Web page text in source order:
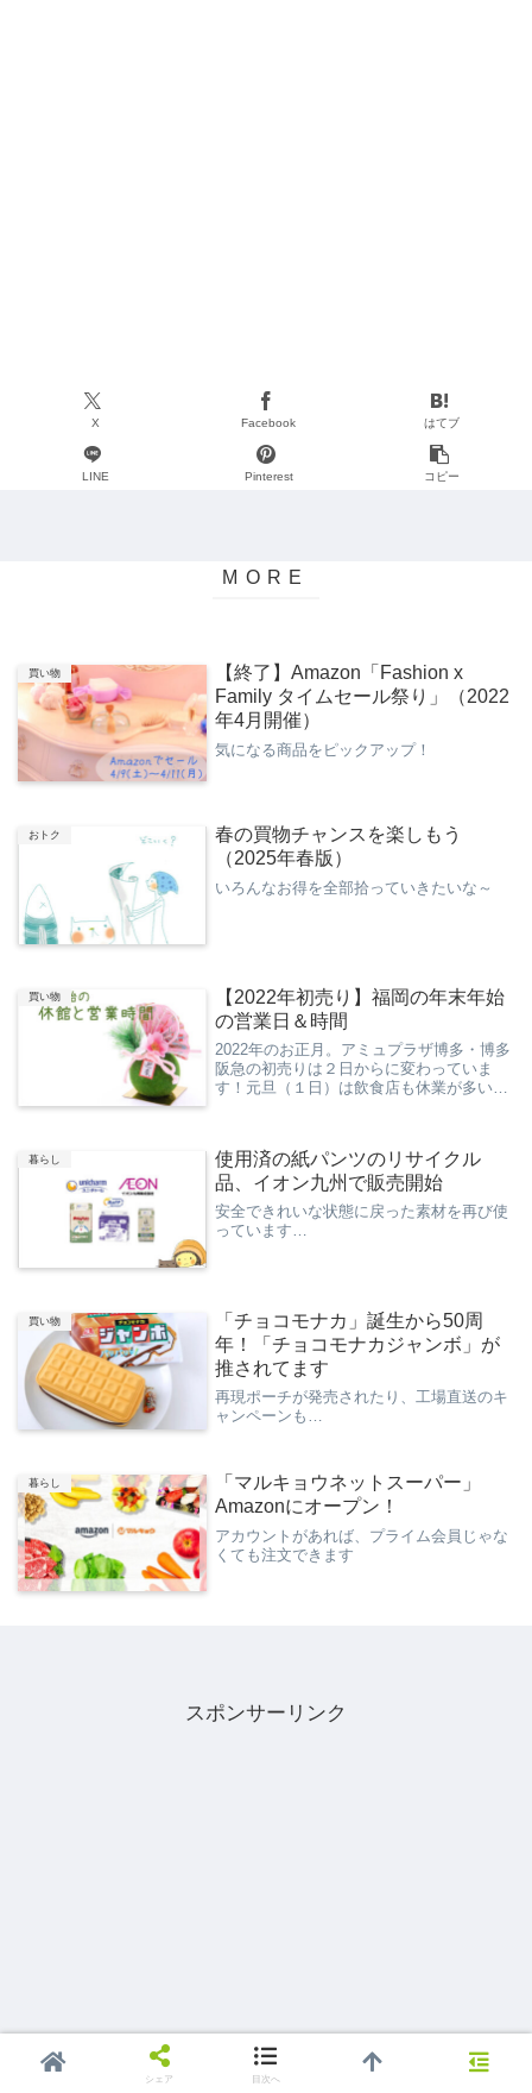
X Facebook はてブ
LINE Pinterest コピー
買い物
【終了】Amazon「Fashion x
Family タイムセール祭り」（2022
年4月開催）
気になる商品をピックアップ！
おトク
春の買物チャンスを楽しもう
（2025年春版）
いろんなお得を全部拾っていきたいな～
買い物
【2022年初売り】福岡の年末年始
の営業日＆時間
2022年のお正月。アミュプラザ博多・博多
阪急の初売りは２日からに変わっていま
す！元旦（１日）は飲食店も休業が多いで
暮らし
使用済の紙パンツのリサイクル
品、イオン九州で販売開始
安全できれいな状態に戻った素材を再び使
っています…
買い物
「チョコモナカ」誕生から50周
年！「チョコモナカジャンボ」が
推されてます
再現ポーチが発売されたり、工場直送のキ
ャンペーンも…
暮らし
「マルキョウネットスーパー」
Amazonにオープン！
アカウントがあれば、プライム会員じゃな
くても注文できます
スポンサーリンク
シェア 目次へ